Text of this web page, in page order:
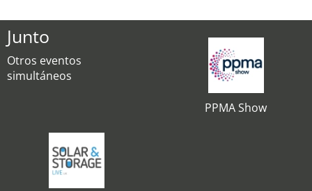
Junto
Otros eventos
simultáneos
PPMA Show